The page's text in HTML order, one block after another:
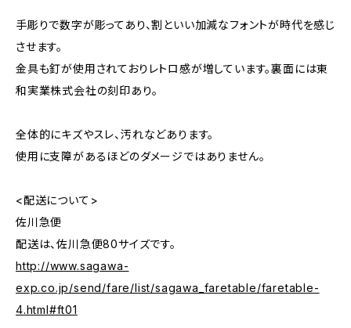
手彫りで数字が彫ってあり、割といい加減なフォントが時代を感じ
させます。
金具も釘が使用されておりレトロ感が増しています。裏面には東
和実業株式会社の刻印あり。
全体的にキズやスレ、汚れなどあります。
使用に支障があるほどのダメージではありません。
<配送について>
佐川急便
配送は、佐川急便80サイズです。
http://www.sagawa-
exp.co.jp/send/fare/list/sagawa_faretable/faretable-
4.html#ft01